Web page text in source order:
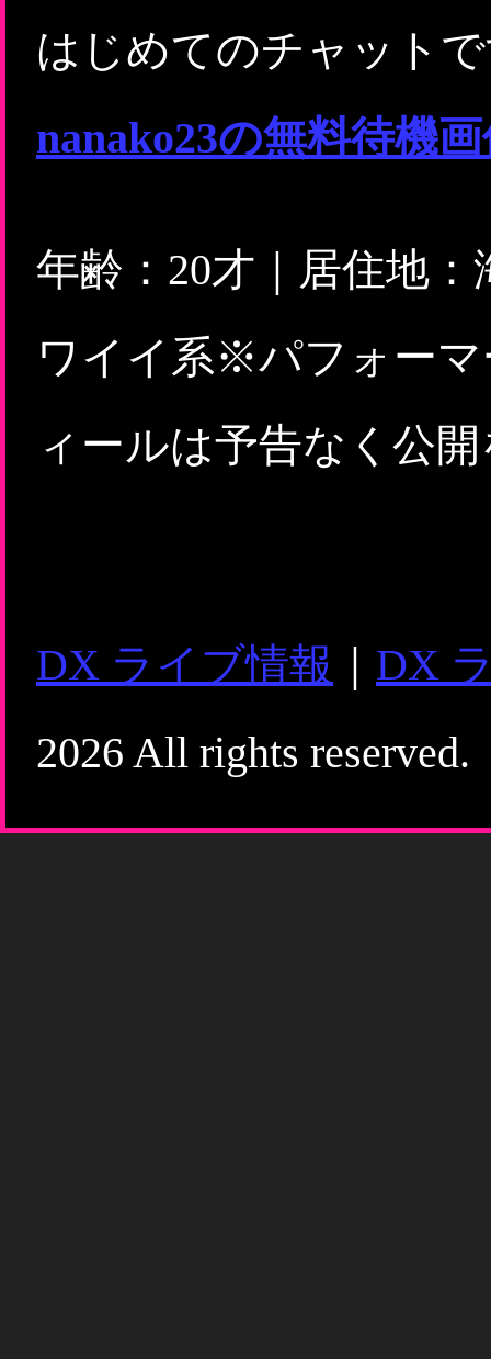
はじめてのチャット
nanako23の無料待機
年齢：20才｜居住地
ワイイ系※パフォー
ィールは予告なく公
DX ライブ情報
DX
2026 All rights reserved.